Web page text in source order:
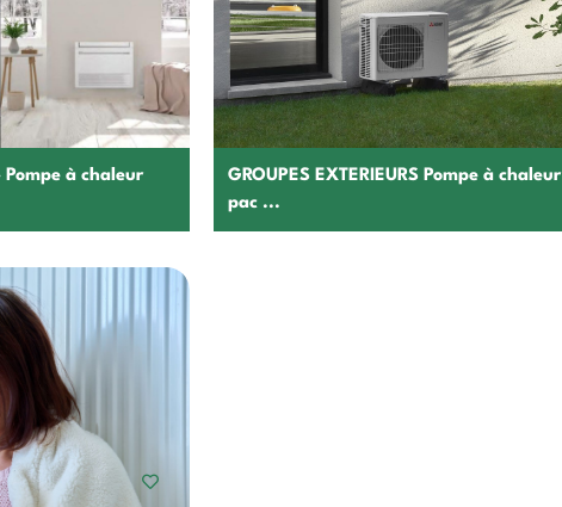
Pompe à chaleur
GROUPES EXTERIEURS Pompe à chaleur
pac ...